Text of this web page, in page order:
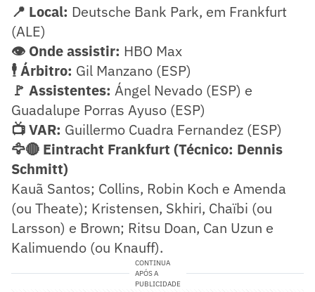
📍 Local: Deutsche Bank Park, em Frankfurt
(ALE)
👁️ Onde assistir: HBO Max
🕴️ Árbitro: Gil Manzano (ESP)
🚩 Assistentes: Ángel Nevado (ESP) e
Guadalupe Porras Ayuso (ESP)
📺 VAR: Guillermo Cuadra Fernandez (ESP)
🦅🔴 Eintracht Frankfurt (Técnico: Dennis
Schmitt)
Kauã Santos; Collins, Robin Koch e Amenda
(ou Theate); Kristensen, Skhiri, Chaïbi (ou
Larsson) e Brown; Ritsu Doan, Can Uzun e
Kalimuendo (ou Knauff).
CONTINUA
APÓS A
PUBLICIDADE